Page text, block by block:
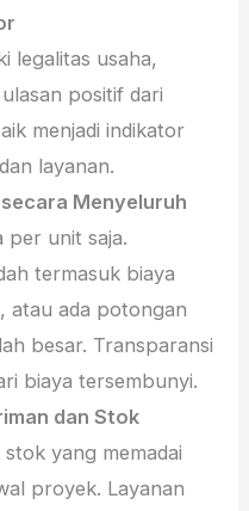
legalitas usaha,
positif dari
menjadi indikator
layanan.
Menyeluruh
per unit saja.
termasuk biaya
atau ada potongan
besar. Transparansi
biaya tersembunyi.
dan Stok
yang memadai
proyek. Layanan